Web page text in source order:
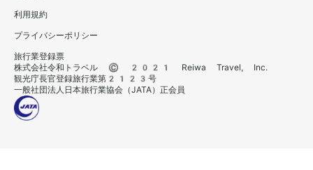
利用規約
プライバシーポリシー
旅行業登録票
株式会社令和トラベル © 2021 Reiwa Travel, Inc.
観光庁長官登録旅行業第2123号
一般社団法人日本旅行業協会（JATA）正会員